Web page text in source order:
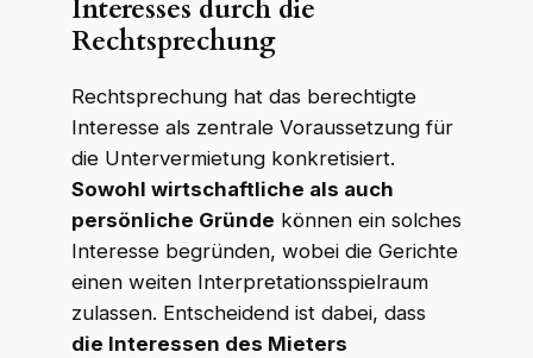
Interesses durch die
Rechtsprechung
Rechtsprechung hat das berechtigte
Interesse als zentrale Voraussetzung für
die Untervermietung konkretisiert.
Sowohl wirtschaftliche als auch
persönliche Gründe können ein solches
Interesse begründen, wobei die Gerichte
einen weiten Interpretationsspielraum
zulassen. Entscheidend ist dabei, dass
die Interessen des Mieters